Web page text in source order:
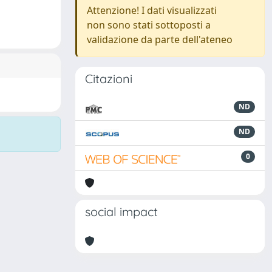
Attenzione! I dati visualizzati
non sono stati sottoposti a
validazione da parte dell'ateneo
Citazioni
ND
ND
0
social impact